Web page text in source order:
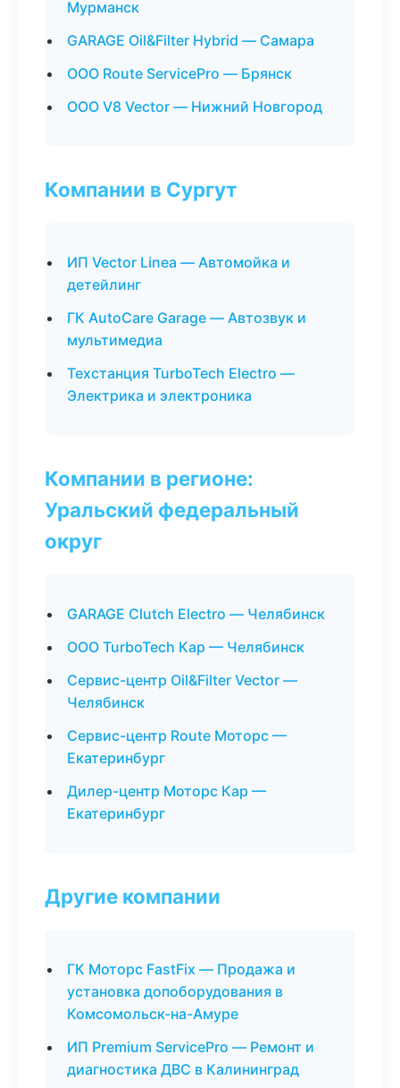
Мурманск
GARAGE Oil&Filter Hybrid — Самара
ООО Route ServicePro — Брянск
ООО V8 Vector — Нижний Новгород
Компании в Сургут
ИП Vector Linea — Автомойка и
детейлинг
ГК AutoCare Garage — Автозвук и
мультимедиа
Техстанция TurboTech Electro —
Электрика и электроника
Компании в регионе:
Уральский федеральный
округ
GARAGE Clutch Electro — Челябинск
ООО TurboTech Кар — Челябинск
Сервис-центр Oil&Filter Vector —
Челябинск
Сервис-центр Route Моторс —
Екатеринбург
Дилер-центр Моторс Кар —
Екатеринбург
Другие компании
ГК Моторс FastFix — Продажа и
установка допоборудования в
Комсомольск-на-Амуре
ИП Premium ServicePro — Ремонт и
диагностика ДВС в Калининград